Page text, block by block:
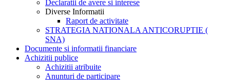
Declaratii de avere si interese
Diverse Informatii
Raport de activitate
STRATEGIA NATIONALA ANTICORUPTIE (
SNA)
Documente si informatii financiare
Achizitii publice
Achizitii atribuite
Anunturi de participare